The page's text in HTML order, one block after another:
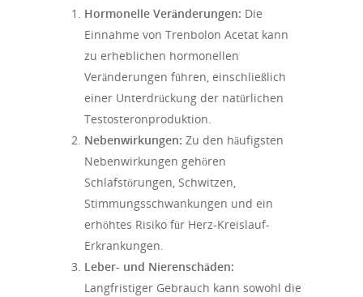
Hormonelle Veränderungen: Die
Einnahme von Trenbolon Acetat kann
zu erheblichen hormonellen
Veränderungen führen, einschließlich
einer Unterdrückung der natürlichen
Testosteronproduktion.
Nebenwirkungen: Zu den häufigsten
Nebenwirkungen gehören
Schlafstörungen, Schwitzen,
Stimmungsschwankungen und ein
erhöhtes Risiko für Herz-Kreislauf-
Erkrankungen.
Leber- und Nierenschäden:
Langfristiger Gebrauch kann sowohl die